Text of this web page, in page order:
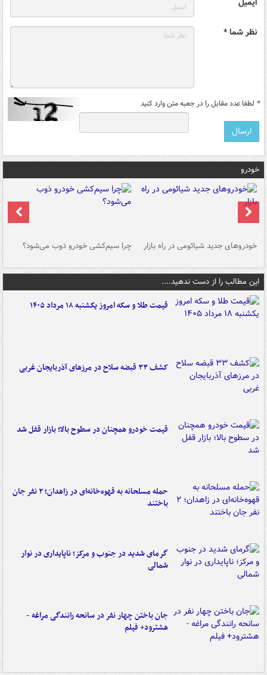
نظر شما *
* لطفا عدد مقابل را در جعبه متن وارد کنید
خودرو
خودروهای جدید شیائومی در راه بازار چرا سیم‌کشی خودرو ذوب می‌شود؟
این مطالب را از دست ندهید....
قیمت طلا و سکه امروز یکشنبه ۱۸ مرداد ۱۴۰۵
کشف ۳۳ قبضه سلاح در مرزهای آذربایجان غربی
قیمت خودرو همچنان در سطوح بالا؛ بازار قفل شد
حمله مسلحانه به قهوه‌خانه‌ای در زاهدان؛ ۲ نفر جان
باختند
گرمای شدید در جنوب و مرکز؛ ناپایداری در نوار
شمالی
جان باختن چهار نفر در سانحه رانندگی مراغه -
هشترود+ فیلم